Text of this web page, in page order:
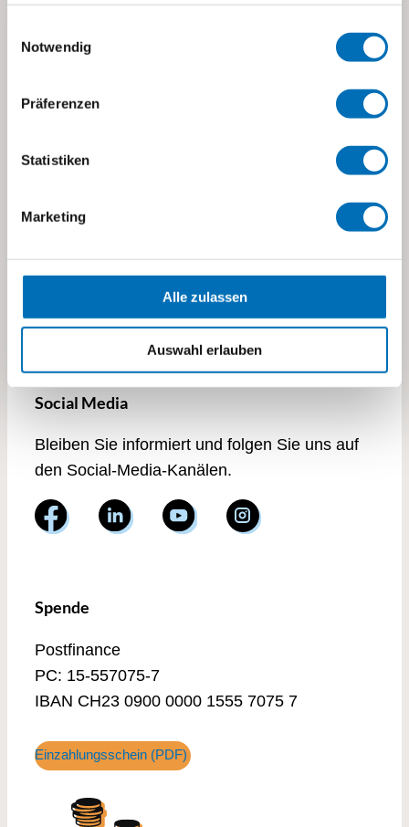
Notwendig
Präferenzen
Statistiken
Marketing
Alle zulassen
Auswahl erlauben
Stettbachstrasse 10
+41 43 355 10 20
→ Impressum
Social Media
Bleiben Sie informiert und folgen Sie uns auf
den Social-Media-Kanälen.
Spende
Postfinance
PC: 15-557075-7
IBAN CH23 0900 0000 1555 7075 7
Einzahlungsschein (PDF)